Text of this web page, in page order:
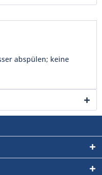
abspülen; keine